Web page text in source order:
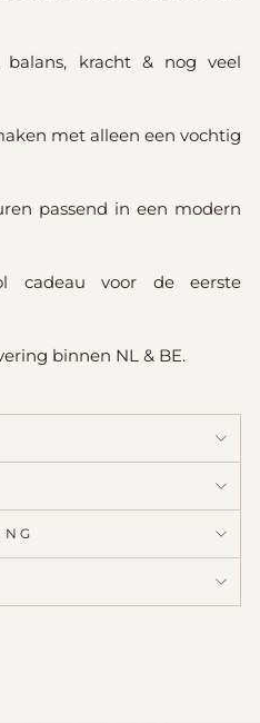
balans, kracht & nog veel
met alleen een vochtig
passend in een modern
cadeau voor de eerste
binnen NL & BE.